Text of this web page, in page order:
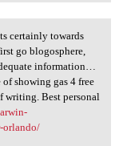
certainly towards
go blogosphere,
information…
showing gas 4 free
writing. Best personal
orlando/